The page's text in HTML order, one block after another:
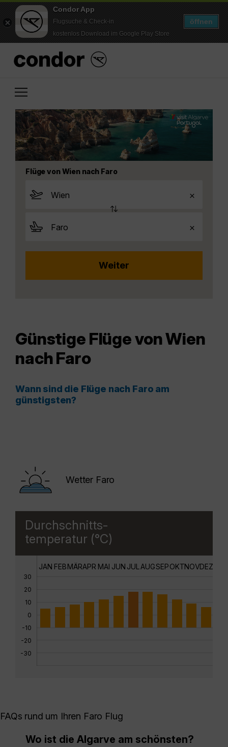
Condor App
Flugsuche & Check-in
kostenlos Download im Google Play Store
öffnen
Flüge von Wien nach Faro
Günstige Flüge von Wien
nach Faro
Wann sind die Flüge nach Faro am
günstigsten?
Wetter Faro
Durchschnitts-
temperatur (°C)
30
20
10
0
-10
-20
-30
JAN FEBMÄRAPR MAI JUN JUL AUGSEPOKTNOVDEZ
FAQs rund um Ihren Faro Flug
Wo ist die Algarve am schönsten?